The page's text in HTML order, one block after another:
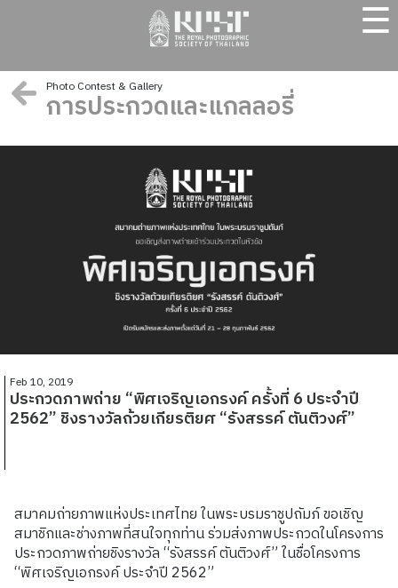
☰
Photo Contest & Gallery
การประกวดและแกลลอรี่
Feb 10, 2019
ประกวดภาพถ่าย “พิศเจริญเอกรงค์ ครั้งที่ 6 ประจำปี
2562” ชิงรางวัลถ้วยเกียรติยศ “รังสรรค์ ตันติวงศ์”
สมาคมถ่ายภาพแห่งประเทศไทย ในพระบรมราชูปถัมภ์ ขอเชิญ
สมาชิกและช่างภาพที่สนใจทุกท่าน ร่วมส่งภาพประกวดในโครงการ
ประกวดภาพถ่ายชิงรางวัล “รังสรรค์ ตันติวงศ์” ในชื่อโครงการ
“พิศเจริญเอกรงค์ ประจำปี 2562”